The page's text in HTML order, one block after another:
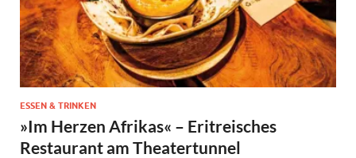
ESSEN & TRINKEN
»Im Herzen Afrikas« – Eritreisches
Restaurant am Theatertunnel